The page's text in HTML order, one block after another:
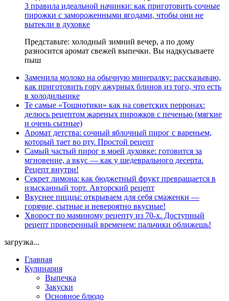
3 правила идеальной начинки: как приготовить сочные
пирожки с замороженными ягодами, чтобы они не
вытекли в духовке
Представьте: холодный зимний вечер, а по дому
разносится аромат свежей выпечки. Вы надкусываете
пыш
Заменила молоко на обычную минералку: рассказываю,
как приготовить гору ажурных блинов из того, что есть
в холодильнике
Те самые «Тошнотики» как на советских перронах:
делюсь рецептом жареных пирожков с печенью (мягкие
и очень сытные)
Аромат детства: сочный яблочный пирог с вареньем,
который тает во рту. Простой рецепт
Самый частый пирог в моей духовке: готовится за
мгновение, а вкус — как у шедеврального десерта.
Рецепт внутри!
Секрет лимона: как бюджетный фрукт превращается в
изысканный торт. Авторский рецепт
Вкуснее пиццы: открываем для себя смаженки —
горячие, сытные и невероятно вкусные!
Хворост по маминому рецепту из 70-х. Доступный
рецепт проверенный временем: пальчики оближешь!
загрузка...
Главная
Кулинария
Выпечка
Закуски
Основное блюдо